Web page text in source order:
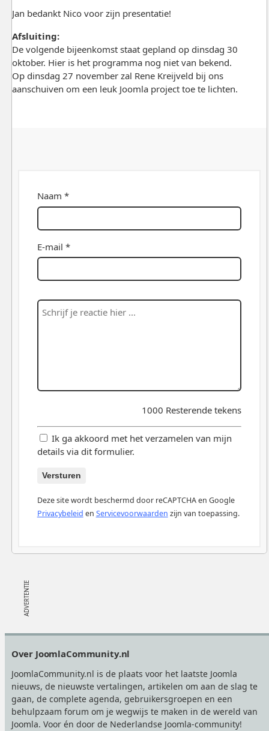
Jan bedankt Nico voor zijn presentatie!
Afsluiting:
De volgende bijeenkomst staat gepland op dinsdag 30
oktober. Hier is het programma nog niet van bekend.
Op dinsdag 27 november zal Rene Kreijveld bij ons
aanschuiven om een leuk Joomla project toe te lichten.
Naam *
E-mail *
1000 Resterende tekens
Ik ga akkoord met het verzamelen van mijn
details via dit formulier.
Versturen
Deze site wordt beschermd door reCAPTCHA en Google
Privacybeleid en Servicevoorwaarden zijn van toepassing.
Over JoomlaCommunity.nl
JoomlaCommunity.nl is de plaats voor het laatste Joomla
nieuws, de nieuwste vertalingen, artikelen om aan de slag te
gaan, de complete agenda, gebruikersgroepen en een
behulpzaam forum om je wegwijs te maken in de wereld van
Joomla. Voor én door de Nederlandse Joomla-community!